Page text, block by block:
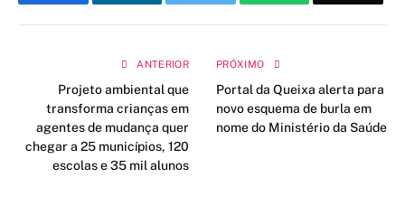
ANTERIOR
Projeto ambiental que
transforma crianças em
agentes de mudança quer
chegar a 25 municípios, 120
escolas e 35 mil alunos
PRÓXIMO
Portal da Queixa alerta para
novo esquema de burla em
nome do Ministério da Saúde